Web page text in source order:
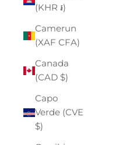
(KHR ៛)
Camerun
(XAF CFA)
Canada
(CAD $)
Capo
Verde (CVE
$)